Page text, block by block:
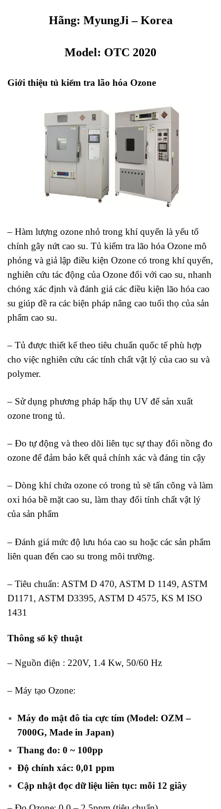
Hãng: MyungJi – Korea
Model: OTC 2020
Giới thiệu tủ kiểm tra lão hóa Ozone
– Hàm lượng ozone nhỏ trong khí quyển là yếu tố
chính gây nứt cao su. Tủ kiểm tra lão hóa Ozone mô
phỏng và giả lập điều kiện Ozone có trong khí quyển,
nghiên cứu tác động của Ozone đối với cao su, nhanh
chóng xác định và đánh giá các điều kiện lão hóa cao
su giúp đề ra các biện pháp nâng cao tuổi thọ của sản
phẩm cao su.
– Tủ được thiết kế theo tiêu chuẩn quốc tế phù hợp
cho việc nghiên cứu các tính chất vật lý của cao su và
polymer.
– Sử dụng phương pháp hấp thụ UV để sản xuất
ozone trong tủ.
– Đo tự động và theo dõi liên tục sự thay đổi nồng đo
ozone để đảm bảo kết quả chính xác và đáng tin cậy
– Dòng khí chứa ozone có trong tủ sẽ tấn công và làm
oxi hóa bề mặt cao su, làm thay đổi tính chất vật lý
của sản phẩm
– Đánh giá mức độ lưu hóa cao su hoặc các sản phẩm
liên quan đến cao su trong môi trường.
– Tiêu chuẩn: ASTM D 470, ASTM D 1149, ASTM
D1171, ASTM D3395, ASTM D 4575, KS M ISO
1431
Thông số kỹ thuật
– Nguồn điện : 220V, 1.4 Kw, 50/60 Hz
– Máy tạo Ozone:
Máy đo mật đô tia cực tím (Model: OZM –
7000G, Made in Japan)
Thang đo: 0 ~ 100pp
Độ chính xác: 0,01 ppm
Cập nhật đọc dữ liệu liên tục: mỗi 12 giây